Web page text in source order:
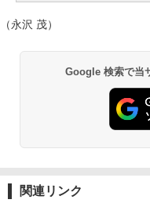
（永沢 茂）
Google 検索で当
関連リンク